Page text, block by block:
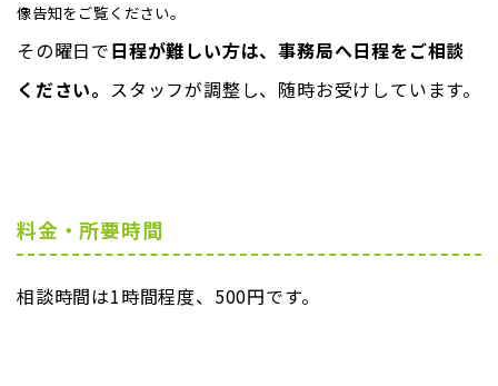
像告知をご覧ください。
その曜日で日程が難しい方は、事務局へ日程をご相談
ください。 スタッフが調整し、随時お受けしています。
料金・所要時間
相談時間は1時間程度、500円です。